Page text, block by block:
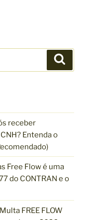
s
r
receber
Entenda o
Free Flow é uma
do CONTRAN e o
FREE FLOW